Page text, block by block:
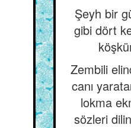
Şeyh bir
gibi dört
Zembili
canı
lokma
sözleri